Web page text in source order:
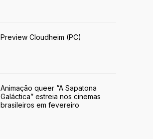
Preview Cloudheim (PC)
Animação queer “A Sapatona
Galáctica” estreia nos cinemas
brasileiros em fevereiro